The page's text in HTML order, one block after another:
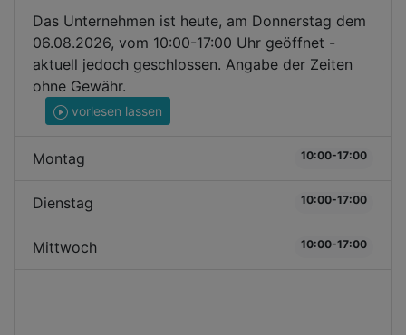
Das Unternehmen ist heute, am Donnerstag dem
06.08.2026, vom 10:00-17:00 Uhr geöffnet -
aktuell jedoch geschlossen. Angabe der Zeiten
ohne Gewähr.
vorlesen lassen
Montag 10:00-17:00
Dienstag 10:00-17:00
Mittwoch 10:00-17:00